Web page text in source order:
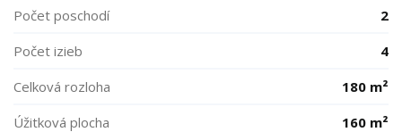
Počet poschodí
2
Počet izieb
4
Celková rozloha
180 m²
Úžitková plocha
160 m²